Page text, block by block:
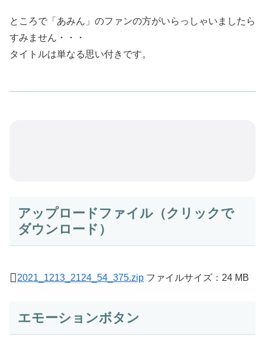
ところで「あみん」のファンの方がいらっしゃいましたら
すみません・・・
タイトルは単なる思い付きです。
アップロードファイル（クリックで
ダウンロード）
2021_1213_2124_54_375.zip ファイルサイズ：24 MB
エモーションボタン